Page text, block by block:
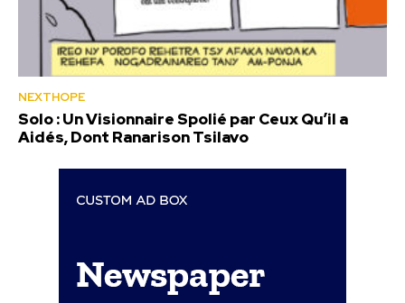
NEXTHOPE
Solo : Un Visionnaire Spolié par Ceux Qu’il a
Aidés, Dont Ranarison Tsilavo